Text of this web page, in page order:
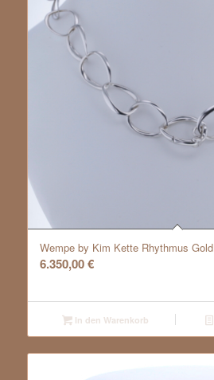
Wempe by Kim Kette Rhythmus Gold
6.350,00€
In den Warenkorb